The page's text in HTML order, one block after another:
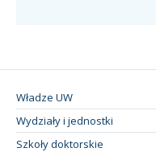
Władze UW
Wydziały i jednostki
Szkoły doktorskie